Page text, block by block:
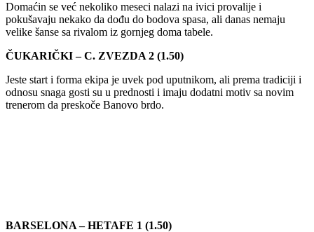
Domaćin se već nekoliko meseci nalazi na ivici provalije i
pokušavaju nekako da dođu do bodova spasa, ali danas nemaju
velike šanse sa rivalom iz gornjeg doma tabele.
ČUKARIČKI – C. ZVEZDA 2 (1.50)
Jeste start i forma ekipa je uvek pod uputnikom, ali prema tradiciji i
odnosu snaga gosti su u prednosti i imaju dodatni motiv sa novim
trenerom da preskoče Banovo brdo.
BARSELONA – HETAFE 1 (1.50)